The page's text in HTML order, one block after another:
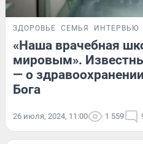
ЗДОРОВЬЕ СЕМЬЯ ИНТЕРВЬЮ
«Наша врачебная
мировым».
— о
Бога
26 июля, 2024, 11:00 1 559